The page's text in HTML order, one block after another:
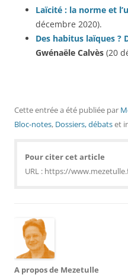
Laïcité : la norme et
décembre 2020).
Des habitus laïques ?
Gwénaële Calvès (20
Cette entrée a été publiée par
Bloc-notes, Dossiers, débatset
Pour citer cet article
URL : https://
A propos de Mezetulle